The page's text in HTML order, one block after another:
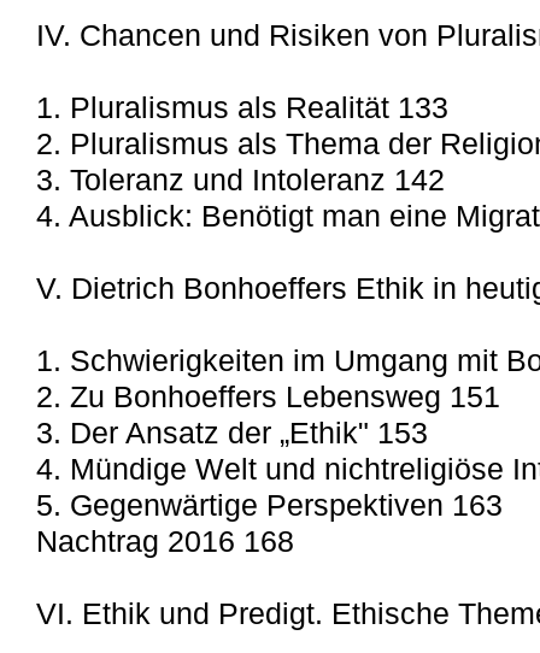
IV. Chancen und Risiken von
1. Pluralismus als Realität 133
2. Pluralismus als Thema der
3. Toleranz und Intoleranz 142
4. Ausblick: Benötigt man eine
V. Dietrich Bonhoeffers Ethik in
1. Schwierigkeiten im Umgang mit
2. Zu Bonhoeffers Lebensweg 151
3. Der Ansatz der „Ethik" 153
4. Mündige Welt und nichtreligiöse
5. Gegenwärtige Perspektiven 163
Nachtrag 2016 168
VI. Ethik und Predigt. Ethische